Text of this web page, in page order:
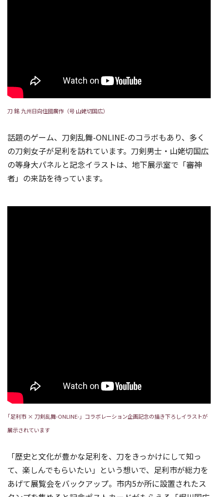
刀 銘 九州日向住國廣作（号 山姥切国広）
話題のゲーム、刀剣乱舞-ONLINE-のコラボもあり、多く
の刀剣女子が足利を訪れています。刀剣男士・山姥切国広
の等身大パネルと記念イラストは、地下展示室で「審神
者」の来訪を待っています。
｢足利市 × 刀剣乱舞-ONLINE-」コラボレーション企画記念の描き下ろしイラストが
展示されています
「歴史と文化が豊かな足利を、刀をきっかけにして知っ
て、楽しんでもらいたい」という想いで、足利市が総力を
あげて展覧会をバックアップ。市内5か所に設置されたス